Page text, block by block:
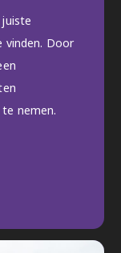
vinden. Door
nemen.